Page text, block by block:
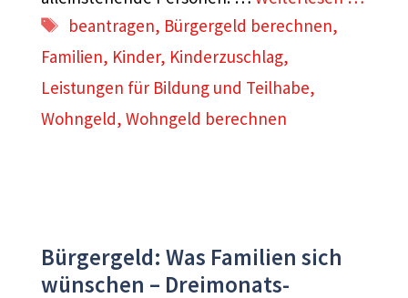
Schlagwörter
beantragen, Bürgergeld berechnen,
Familien, Kinder, Kinderzuschlag,
Leistungen für Bildung und Teilhabe,
Wohngeld, Wohngeld berechnen
Bürgergeld: Was Familien sich
wünschen – Dreimonats-